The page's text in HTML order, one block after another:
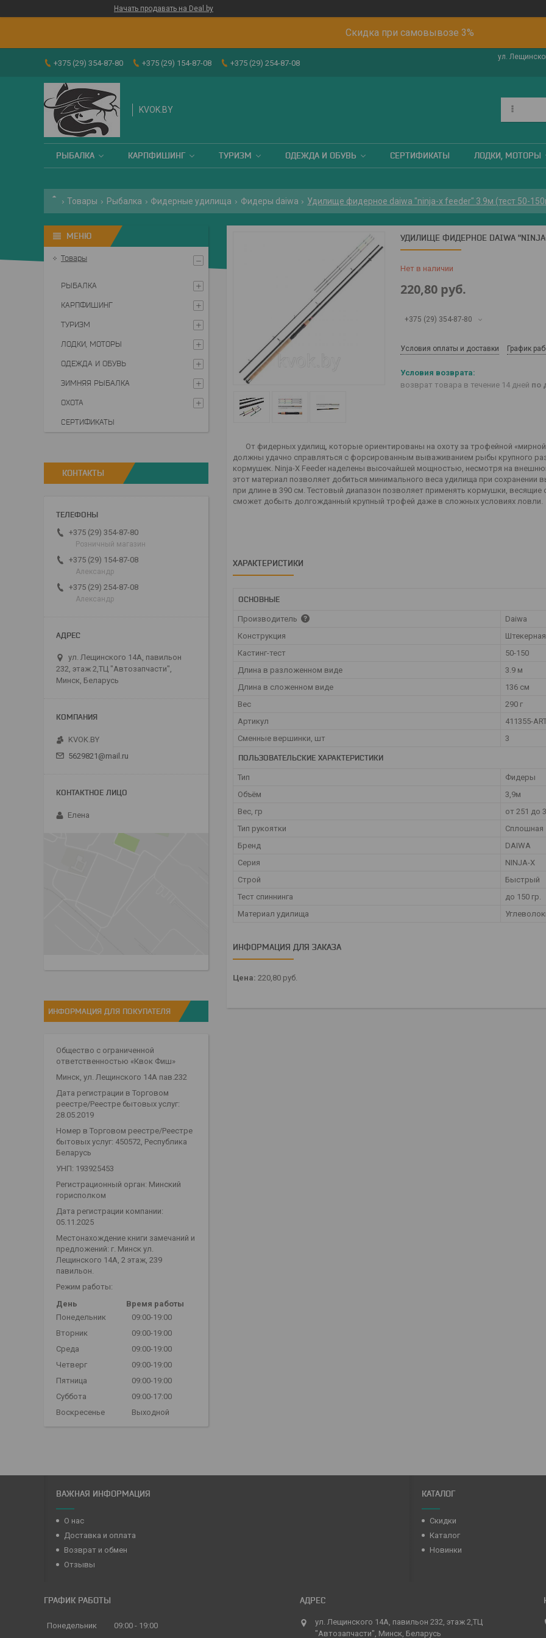
Начать продавать на Deal.by
Скидка при самовывозе 3%
+375 (29) 354-87-80 +375 (29) 154-87-08 +375 (29) 254-87-08
ул.
KVOK.BY
РЫБАЛКА КАРПФИШИНГ ТУРИЗМ ОДЕЖДА И ОБУВЬ СЕРТИФИКАТЫ ЛОДКИ, МОТОРЫ
Товары Рыбалка Фидерные удилища Фидеры daiwa Удилище фидерное daiwa "ninja-x feeder" 3.9м (тест 50-
УДИЛИЩЕ ФИДЕРНОЕ DAIWA
Нет в наличии
220,80 руб.
+375 (29) 354-87-80
Условия оплаты и доставки График
возврат товара в течение 14 дней по
От фидерных удилищ, которые ориентированы на охоту за трофейной
должны удачно справляться с форсированным вываживанием рыбы крупного
кормушек. Ninja-X Feeder наделены высочайшей мощностью, несмотря на
этот материал позволяет добиться минимального веса удилища при сохранении
при длине в 390 см. Тестовый диапазон позволяет применять кормушки,
сможет добыть долгожданный крупный трофей даже в сложных условиях ловли.
ХАРАКТЕРИСТИКИ
ОСНОВНЫЕ
Производитель
Daiwa
Конструкция
Штекерная
Кастинг-тест
50-150
Длина в разложенном виде
3.9 м
Длина в сложенном виде
136 см
Вес
290 г
Артикул
411355-
Сменные вершинки, шт
3
ПОЛЬЗОВАТЕЛЬСКИЕ ХАРАКТЕРИСТИКИ
Тип
Фидеры
Объём
3,9м
Вес, гр
от 251 до
Тип рукоятки
Сплошная
Бренд
DAIWA
Серия
NINJA-X
Строй
Быстрый
Тест спиннинга
до 150 гр.
Материал удилища
ИНФОРМАЦИЯ ДЛЯ ЗАКАЗА
Цена: 220,80 руб.
Товары
РЫБАЛКА
КАРПФИШИНГ
ТУРИЗМ
ЛОДКИ, МОТОРЫ
ОДЕЖДА И ОБУВЬ
ЗИМНЯЯ РЫБАЛКА
ОХОТА
СЕРТИФИКАТЫ
КОНТАКТЫ
+375 (29) 354-87-80
Розничный магазин
+375 (29) 154-87-08
Александр
+375 (29) 254-87-08
Александр
ул. Лещинского 14А, павильон
232, этаж 2,ТЦ "Автозапчасти",
Минск, Беларусь
KVOK.BY
5629821@mail.ru
Елена
ИНФОРМАЦИЯ ДЛЯ ПОКУПАТЕЛЯ
Общество с ограниченной
ответственностью «Квок Фиш»
Минск, ул. Лещинского 14А пав.232
Дата регистрации в Торговом
реестре/Реестре бытовых услуг:
28.05.2019
Номер в Торговом реестре/Реестре
бытовых услуг: 450572, Республика
Беларусь
УНП: 193925453
Регистрационный орган: Минский
горисполком
Дата регистрации компании:
05.11.2025
Местонахождение книги замечаний и
предложений: г. Минск ул.
Лещинского 14А, 2 этаж, 239
павильон.
Режим работы:
День
Время работы
Понедельник
09:00-19:00
Вторник
09:00-19:00
Среда
09:00-19:00
Четверг
09:00-19:00
Пятница
09:00-19:00
Суббота
09:00-17:00
Воскресенье
Выходной
ВАЖНАЯ ИНФОРМАЦИЯ
О нас
Доставка и оплата
Возврат и обмен
Отзывы
КАТАЛОГ
Скидки
Каталог
Новинки
ГРАФИК РАБОТЫ
Понедельник 09:00 19:00
ул. Лещинского 14А, павильон 232, этаж 2,ТЦ
"Автозапчасти", Минск, Беларусь